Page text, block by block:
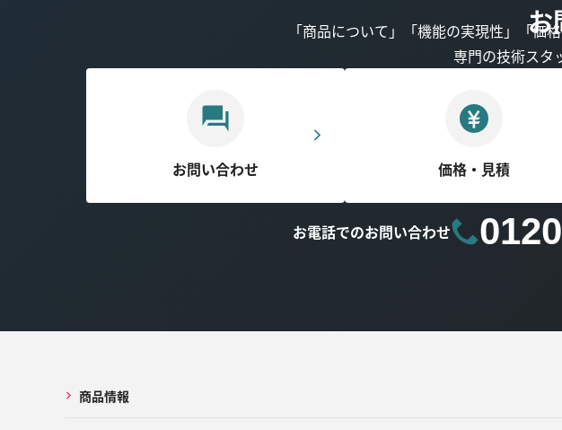
お
「商品について」「機能の実現性」「価
専門の技術スタ
お問い合わせ 価格・見積
お電話でのお問い合わせ
商品情報